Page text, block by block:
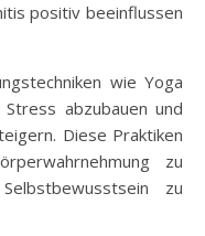
positiv beeinflussen
wie Yoga
abzubauen und
Diese Praktiken
zu
zu